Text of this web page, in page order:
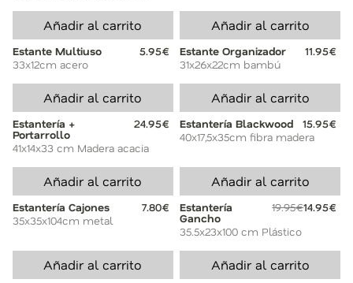
Añadir al carrito
Estante Multiuso
5.95€
33x12cm acero
Añadir al carrito
Estante Organizador
11.95€
31x26x22cm bambú
Añadir al carrito
Estantería +
Portarrollo
24.95€
41x14x33 cm Madera acacia
Añadir al carrito
Estantería Blackwood
15.95€
40x17,5x35cm fibra madera
Añadir al carrito
Estantería Cajones
7.80€
35x35x104cm metal
Añadir al carrito
Estantería
Gancho
19.95€14.95€
35.5x23x100 cm Plástico
Añadir al carrito Añadir al carrito